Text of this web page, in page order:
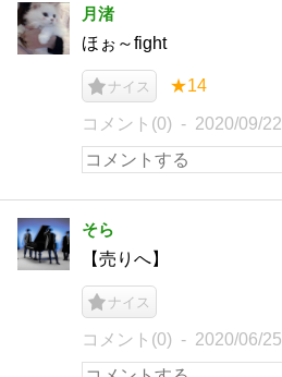
月渚
ほぉ～fight
ナイス ★14
コメント(0) 2020/09/22
そら
【売りへ】
ナイス
コメント(0) 2020/06/25